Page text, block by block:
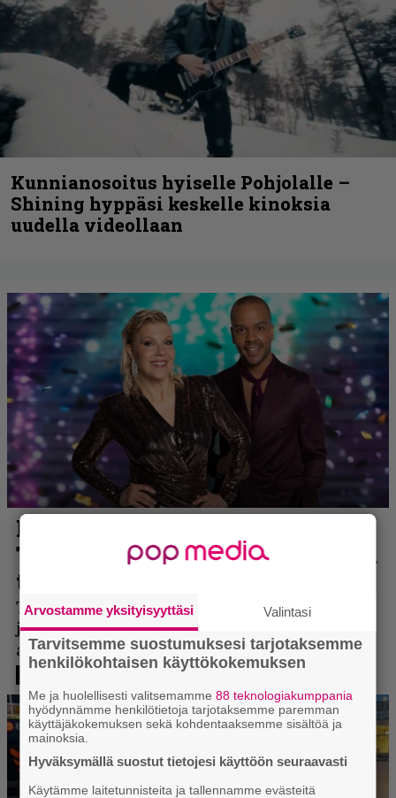
Kunnianosoitus hyiselle Pohjolalle –
Shining hyppäsi keskelle kinoksia
uudella videollaan
Arvostamme yksityisyyttäsi Valintasi
Tarvitsemme suostumuksesi tarjotaksemme
henkilökohtaisen käyttökokemuksen
Me ja huolellisesti valitsemamme88 teknologiakumppania
hyödynnämme henkilötietoja tarjotaksemme paremman
käyttäjäkokemuksen sekä kohdentaaksemme sisältöä ja
mainoksia.
Hyväksymällä suostut tietojesi käyttöön seuraavasti
Käytämme laitetunnisteita ja tallennamme evästeitä